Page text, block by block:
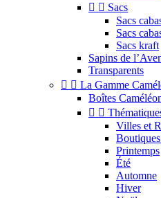
  Sacs
Sacs
Sacs
Sacs kraft
Sapins de
Transparents
  La Gamme
Boîtes
 
Villes et
Printemps
Été
Automne
Hiver